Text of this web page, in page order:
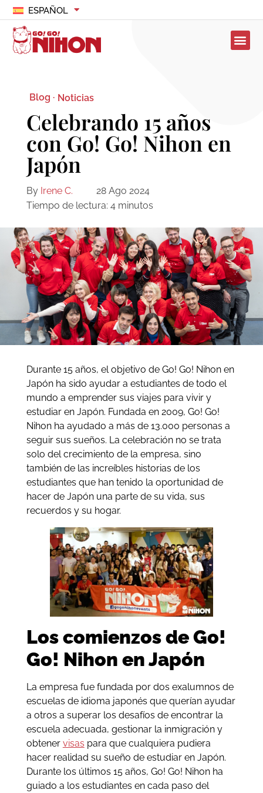
ESPAÑOL
Blog · Noticias
Celebrando 15 años
con Go! Go! Nihon en
Japón
By Irene C.
28 Ago 2024
Tiempo de lectura: 4 minutos
Durante 15 años, el objetivo de Go! Go! Nihon en
Japón ha sido ayudar a estudiantes de todo el
mundo a emprender sus viajes para vivir y
estudiar en Japón. Fundada en 2009, Go! Go!
Nihon ha ayudado a más de 13.000 personas a
seguir sus sueños. La celebración no se trata
solo del crecimiento de la empresa, sino
también de las increíbles historias de los
estudiantes que han tenido la oportunidad de
hacer de Japón una parte de su vida, sus
recuerdos y su hogar.
Los comienzos de Go!
Go! Nihon en Japón
La empresa fue fundada por dos exalumnos de
escuelas de idioma japonés que querían ayudar
a otros a superar los desafíos de encontrar la
escuela adecuada, gestionar la inmigración y
obtener visas para que cualquiera pudiera
hacer realidad su sueño de estudiar en Japón.
Durante los últimos 15 años, Go! Go! Nihon ha
guiado a los estudiantes en cada paso del